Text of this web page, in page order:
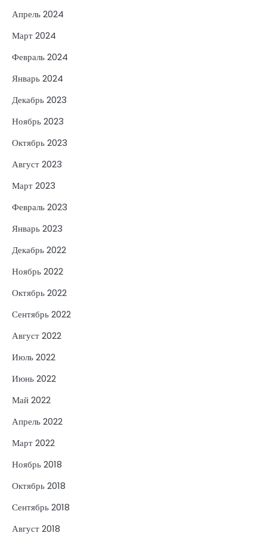
Апрель 2024
Март 2024
Февраль 2024
Январь 2024
Декабрь 2023
Ноябрь 2023
Октябрь 2023
Август 2023
Март 2023
Февраль 2023
Январь 2023
Декабрь 2022
Ноябрь 2022
Октябрь 2022
Сентябрь 2022
Август 2022
Июль 2022
Июнь 2022
Май 2022
Апрель 2022
Март 2022
Ноябрь 2018
Октябрь 2018
Сентябрь 2018
Август 2018